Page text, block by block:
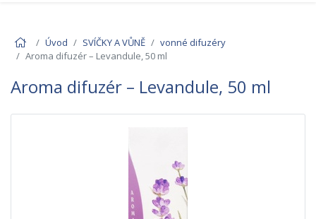
Úvod SVÍČKY A VŮNĚ
vonné difuzéry
Aroma difuzér – Levandule, 50 ml
Aroma difuzér – Levandule, 50 ml